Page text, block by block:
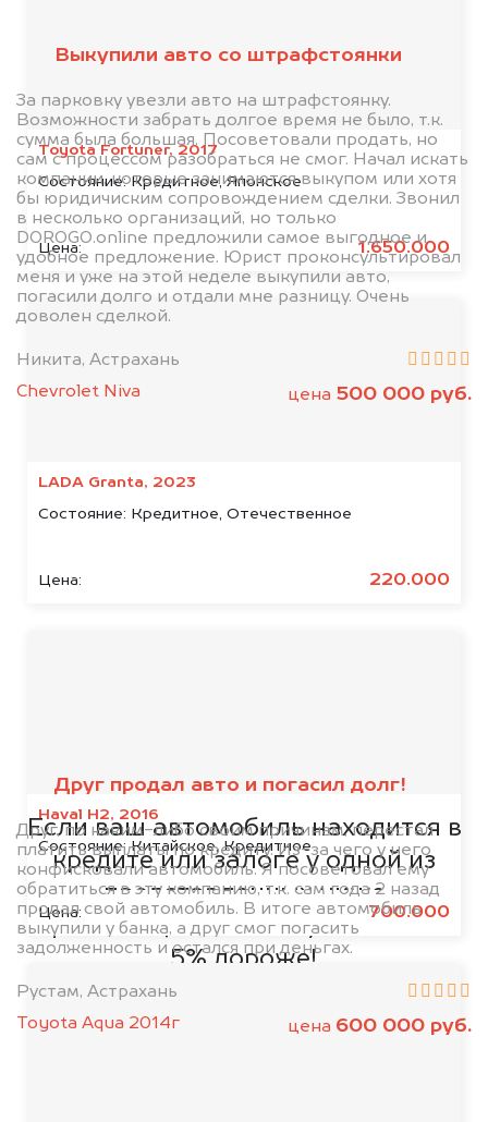
Toyota Fortuner, 2017
Состояние: Кредитное, Японское
Цена: 1.650.000
LADA Granta, 2023
Состояние: Кредитное, Отечественное
Цена: 220.000
Haval H2, 2016
Состояние:Китайское, Кредитное
Цена: 700.000
Выкупили авто со штрафстоянки
За парковку увезли авто на штрафстоянку.
Возможности забрать долгое время не было, т.к.
сумма была большая. Посоветовали продать, но
сам с процессом разобраться не смог. Начал искать
компании, которые занимаются выкупом или хотя
бы юридичиским сопровождением сделки. Звонил
в несколько организаций, но только
DOROGO.online предложили самое выгодное и
удобное предложение. Юрист проконсультировал
меня и уже на этой неделе выкупили авто,
погасили долго и отдали мне разницу. Очень
доволен сделкой.
Никита, Астрахань
Chevrolet Niva
цена 500 000 руб.
Друг продал авто и погасил долг!
Друг, по каким-либо своим причинам, перестал
платить выплаты по кредиту. Из-за чего у него
конфисковали автомобиль. Я посоветовал ему
обратиться в эту компанию, т.к. сам года 2 назад
продал свой автомобиль. В итоге автомобиль
выкупили у банка, а друг смог погасить
задолженность и остался при деньгах.
Рустам, Астрахань
Toyota Aqua 2014г
цена 600 000 руб.
банками
Если ваш автомобиль находится в
кредите или залоге у одной из
представленных ниже
организаций, то мы купим его на
5% дороже!